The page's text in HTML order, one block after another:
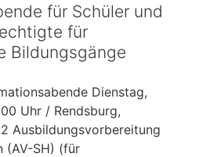
für Schüler und
für
Bildungsgänge
Dienstag,
Uhr / Rendsburg,
Ausbildungsvorbereitung
(AV-SH) (für